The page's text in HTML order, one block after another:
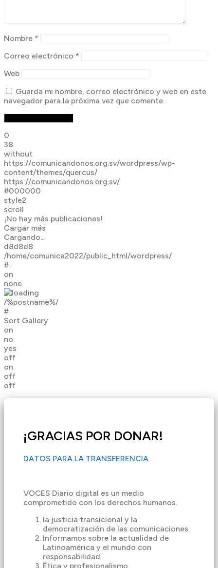
Nombre *
Correo electrónico *
Web
Guarda mi nombre, correo electrónico y web en este
navegador para la próxima vez que comente.
0
38
without
https://comunicandonos.org.sv/wordpress/wp-
content/themes/quercus/
https://comunicandonos.org.sv/
#000000
style2
scroll
¡No hay más publicaciones!
Cargar más
Cargando...
d8d8d8
/home/comunica2022/public_html/wordpress/
#
on
none
/%postname%/
#
Sort Gallery
on
no
yes
off
on
off
off
¡GRACIAS POR DONAR!
DATOS PARA LA TRANSFERENCIA
VOCES Diario digital es un medio
comprometido con los derechos humanos.
la justicia transicional y la
democratización de las comunicaciones.
Informamos sobre la actualidad de
Latinoamérica y el mundo con
responsabilidad
Ética y profesionalismo.